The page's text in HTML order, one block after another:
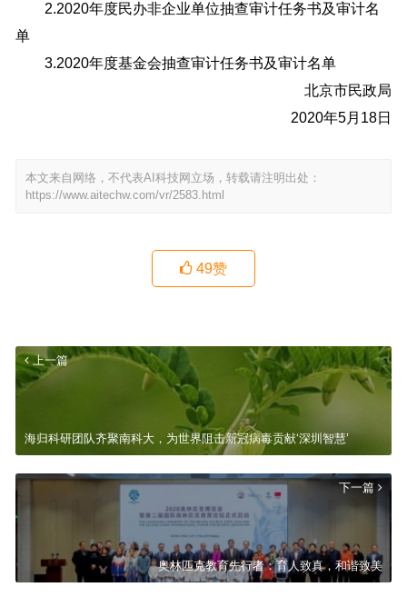
2.2020年度民办非企业单位抽查审计任务书及审计名
单
3.2020年度基金会抽查审计任务书及审计名单
北京市民政局
2020年5月18日
本文来自网络，不代表AI科技网立场，转载请注明出处：
https://www.aitechw.com/vr/2583.html
49赞
上一篇
海归科研团队齐聚南科大，为世界阻击新冠病毒贡献‘深圳智慧’
下一篇
奥林匹克教育先行者：育人致真，和谐致美